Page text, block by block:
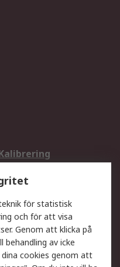
Support
av varor
för statistisk
och för att visa
Genom att klicka på
behandling av icke
cookies genom att